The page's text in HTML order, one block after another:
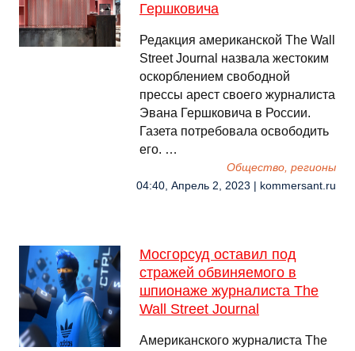
Гершковича
Редакция американской The Wall
Street Journal назвала жестоким
оскорблением свободной
прессы арест своего журналиста
Эвана Гершковича в России.
Газета потребовала освободить
его. …
Общество, регионы
04:40, Апрель 2, 2023 | kommersant.ru
Мосгорсуд оставил под
стражей обвиняемого в
шпионаже журналиста The
Wall Street Journal
Американского журналиста The